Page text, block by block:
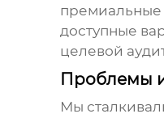
премиальные
доступные
целевой
Проблемы
Мы